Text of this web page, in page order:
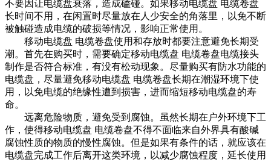
不要因让电缆盘衰落，造成磕碰。如果移动电缆盘 电缆卷盘
长时间不用，在闲置时尽量放在人少安全的角落里，以免不断
被触碰造成电缆的破损等情况，影响正常使用。
移动电缆盘 电缆卷盘使用和存放时都要注意避免长期受
潮。首先在购买时，需要确定移动电缆盘 电缆卷盘电缆接头
制作是否符合标准，有没有松动现象。尽量购买有防水功能的
电缆盘，尽量避免移动电缆盘 电缆卷盘长期在潮湿环境下使
用，以免电缆的绝缘性遭到损害，进而缩短移动电缆盘的寿
命。
远离危险物质，避免受到腐蚀。虽然长期在户外环境下工
作，使得移动电缆盘 电缆卷盘不得不面临来自外界具有酸碱
腐蚀性质的物质的慢性腐蚀。但是如果有条件的话，就应该在
电缆盘完成工作后离开这类环境，以减少腐蚀程度，延长使用